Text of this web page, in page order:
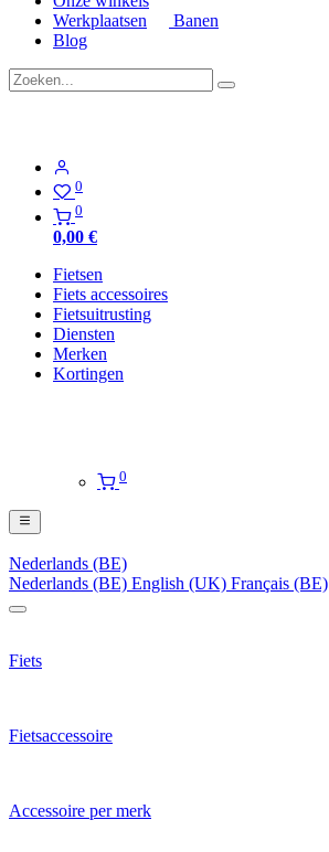
Werkplaatsen
Banen
Blog
0
0
0,00 €
Fietsen
Fiets accessoires
Fietsuitrusting
Diensten
Merken
Kortingen
0
Nederlands (BE)
Nederlands (BE) English (UK) Français (BE)
Fiets
Fietsaccessoire
Accessoire per merk